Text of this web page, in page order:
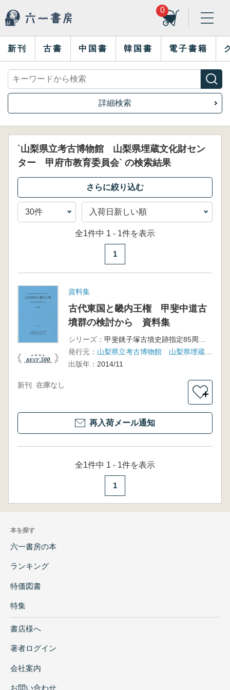
0
新刊 古書 中国書 韓国書 電子書籍
詳細検索
`山梨県立考古博物館 山梨県埋蔵文化財セン
ター 甲府市教育委員会` の検索結果
全1件中 1 - 1件を表示
1
資料集
古代東国と畿内王権 甲斐中道古
墳群の検討から 資料集
シリーズ：
発行元：
山梨県立考古博物館 山梨県埋蔵文化財センター 甲府市教育委員会
出版年： 2014/11
新刊 在庫なし
＋
再入荷メール通知
全1件中 1 - 1件を表示
1
本を探す
六一書房の本
ランキング
特価図書
特集
書店様へ
著者ログイン
会社案内
お問い合わせ